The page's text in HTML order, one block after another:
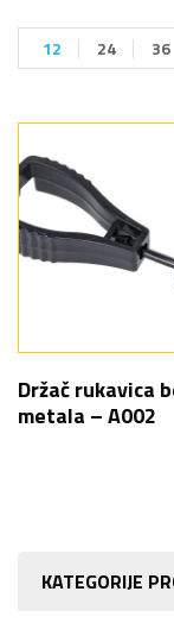
KATEGORIJE
12 24 36
Držač rukavica
metala – A002